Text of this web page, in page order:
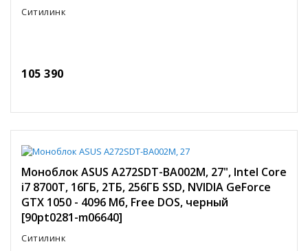
Ситилинк
105 390
Моноблок ASUS A272SDT-BA002M, 27", Intel Core
i7 8700T, 16ГБ, 2ТБ, 256ГБ SSD, NVIDIA GeForce
GTX 1050 - 4096 Мб, Free DOS, черный
[90pt0281-m06640]
Ситилинк